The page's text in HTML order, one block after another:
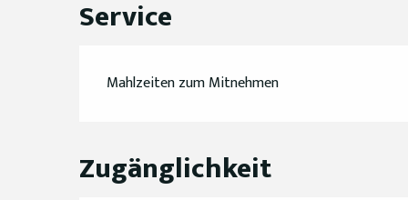
Service
Mahlzeiten zum Mitnehmen
Zugänglichkeit